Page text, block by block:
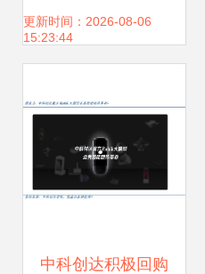
工智能应用开发的
更新时间：2026-08-06
15:23:44
中科创达积极回购